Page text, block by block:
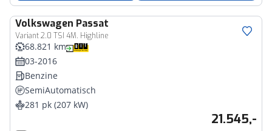
Volkswagen Passat
Variant 2.0 TSI 4M. Highline
68.821 km
03-2016
Benzine
SemiAutomatisch
281 pk (207 kW)
21.545,-